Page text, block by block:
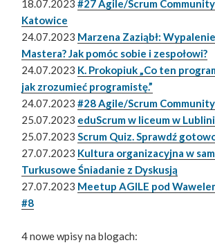
18.07.2023#27 Agile/Scrum
Katowice
24.07.2023 Marzena Zaziąbł:
Mastera? Jak pomóc sobie i zespołowi?
24.07.2023 K. Prokopiuk „Co ten
jak zrozumieć programistę.”
24.07.2023#28 Agile/Scrum
25.07.2023 eduScrum w liceum w
25.07.2023Scrum Quiz. Sprawdź
27.07.2023 Kultura organizacyjna w
Turkusowe Śniadanie z Dyskusją
27.07.2023 Meetup AGILE pod
#8
4 nowe wpisy na blogach: